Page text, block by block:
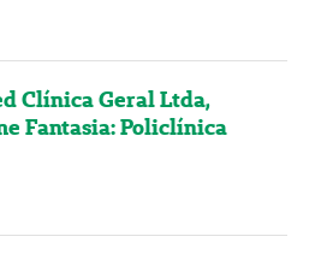
Clínica Geral Ltda,
Fantasia: Policlínica